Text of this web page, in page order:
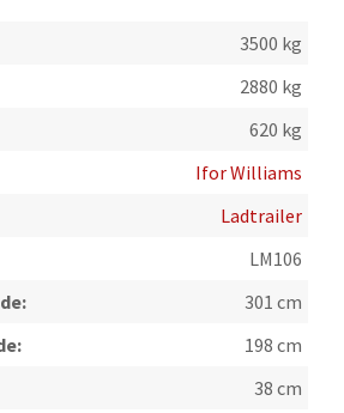
3500 kg
2880 kg
620 kg
Ifor Williams
Ladtrailer
LM106
301 cm
198 cm
38 cm